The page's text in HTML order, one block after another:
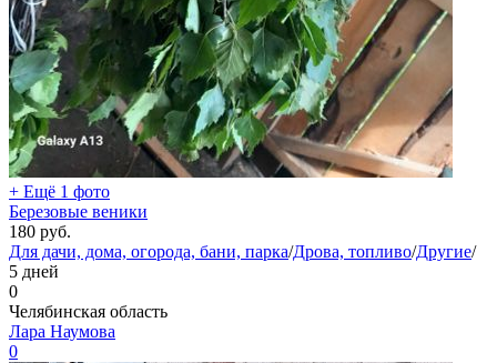
+ Ещё 1 фото
Березовые веники
180 руб.
Для дачи, дома, огорода, бани, парка/Дрова, топливо/Другие/
5 дней
0
Челябинская область
Лара Наумова
0